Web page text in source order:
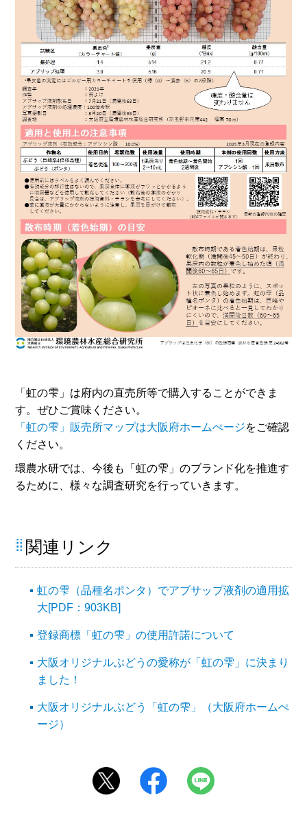
「虹の雫」は府内の直売所等で購入することができま
す。ぜひご賞味ください。
「虹の雫」販売所マップは大阪府ホームぺージをご確認
ください。
環農水研では、今後も「虹の雫」のブランド化を推進す
るために、様々な調査研究を行っていきます。
関連リンク
虹の雫（品種名ポンタ）でアブサップ液剤の適用拡
大[PDF：903KB]
登録商標「虹の雫」の使用許諾について
大阪オリジナルぶどうの愛称が「虹の雫」に決まり
ました！
大阪オリジナルぶどう「虹の雫」（大阪府ホームぺ
ージ）